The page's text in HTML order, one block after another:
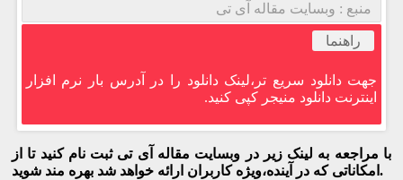
منبع : وبسایت مقاله آی تی
راهنما
جهت دانلود سریع تر،لینک دانلود را در آدرس بار نرم افزار
اینترنت دانلود منیجر کپی کنید.
با مراجعه به لینک زیر در وبسایت مقاله آی تی ثبت نام کنید تا از
امکاناتی که در آینده،ویژه کاربران ارائه خواهد شد بهره مند شوید.